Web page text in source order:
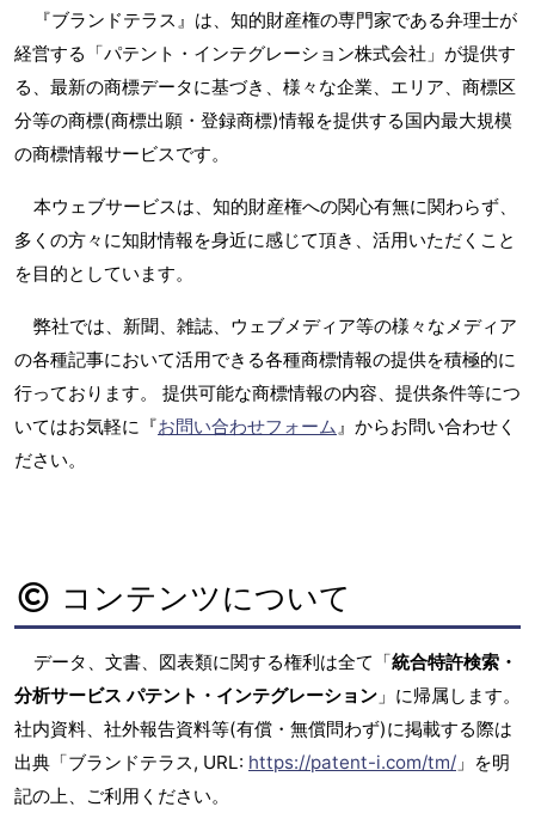
『ブランドテラス』は、知的財産権の専門家である弁理士が
経営する「パテント・インテグレーション株式会社」が提供す
る、最新の商標データに基づき、様々な企業、エリア、商標区
分等の商標(商標出願・登録商標)情報を提供する国内最大規模
の商標情報サービスです。
本ウェブサービスは、知的財産権への関心有無に関わらず、
多くの方々に知財情報を身近に感じて頂き、活用いただくこと
を目的としています。
弊社では、新聞、雑誌、ウェブメディア等の様々なメディア
の各種記事において活用できる各種商標情報の提供を積極的に
行っております。 提供可能な商標情報の内容、提供条件等につ
いてはお気軽に『お問い合わせフォーム 』からお問い合わせく
ださい。
コンテンツについて
データ、文書、図表類に関する権利は全て「統合特許検索・
分析サービス パテント・インテグレーション 」に帰属します。
社内資料、社外報告資料等(有償・無償問わず)に掲載する際は
出典「ブランドテラス, URL: https://patent-i.com/tm/ 」を明
記の上、ご利用ください。